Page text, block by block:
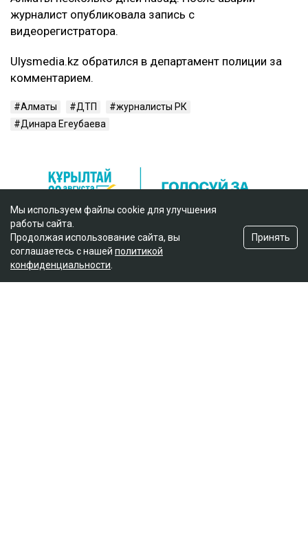
журналист опубликовала запись с
видеорегистратора.
Ulysmedia.kz обратился в департамент полиции за
комментарием.
Алматы ДТП
журналисты РК
Динара Егеубаева
Мы используем файлы cookie для улучшения
работы сайта.
Продолжая использование сайта, вы
соглашаетесь с нашей политикой
конфиденциальности
Принять